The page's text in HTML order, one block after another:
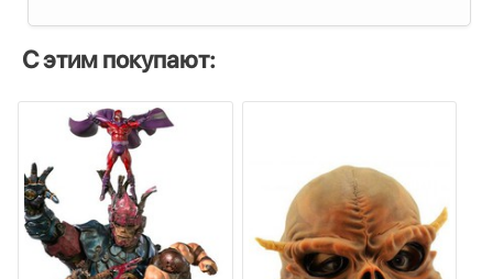
С этим покупают: